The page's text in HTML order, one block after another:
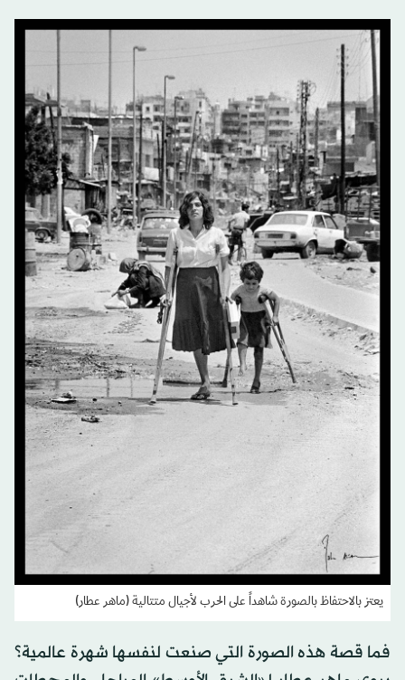
يعتز بالاحتفاظ بالصورة شاهداً على الحرب لأجيال متتالية (ماهر عطار)
فما قصة هذه الصورة التي صنعت لنفسها شهرة عالمية؟